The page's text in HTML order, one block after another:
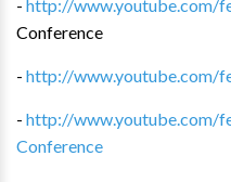
- http://www.youtube.com/
Conference
- http://www.youtube.com/
- http://www.youtube.com/
Conference